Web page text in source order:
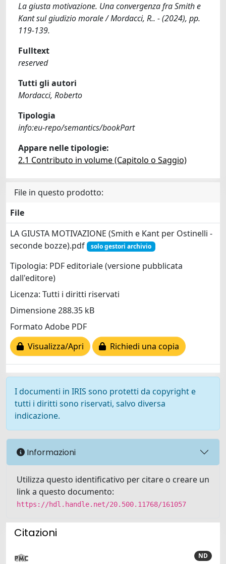
La giusta motivazione. Una convergenza fra Smith e
Kant sul giudizio morale / Mordacci, R.. - (2024), pp.
119-139.
Fulltext
reserved
Tutti gli autori
Mordacci, Roberto
Tipologia
info:eu-repo/semantics/bookPart
Appare nelle tipologie:
2.1 Contributo in volume (Capitolo o Saggio)
File in questo prodotto:
File
LA GIUSTA MOTIVAZIONE (Smith e Kant per Ostinelli -
seconde bozze).pdf
solo gestori archivio
Tipologia: PDF editoriale (versione pubblicata
dall'editore)
Licenza: Tutti i diritti riservati
Dimensione 288.35 kB
Formato Adobe PDF
Visualizza/Apri
Richiedi una copia
I documenti in IRIS sono protetti da copyright e
tutti i diritti sono riservati, salvo diversa
indicazione.
Informazioni
Utilizza questo identificativo per citare o creare un
link a questo documento:
https://hdl.handle.net/20.500.11768/161057
Citazioni
ND